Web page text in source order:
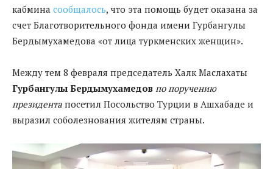
кабмина сообщалось, что эта помощь будет оказана за
счет Благотворительного фонда имени Гурбангулы
Бердымухамедова «от лица туркменских женщин».
Между тем 8 февраля председатель Халк Маслахаты
Гурбангулы Бердымухамедов по поручению
президента посетил Посольство Турции в Ашхабаде и
выразил соболезнования жителям страны.